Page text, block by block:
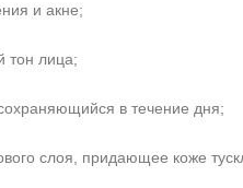
и акне;
тон лица;
в течение дня;
слоя, придающее коже